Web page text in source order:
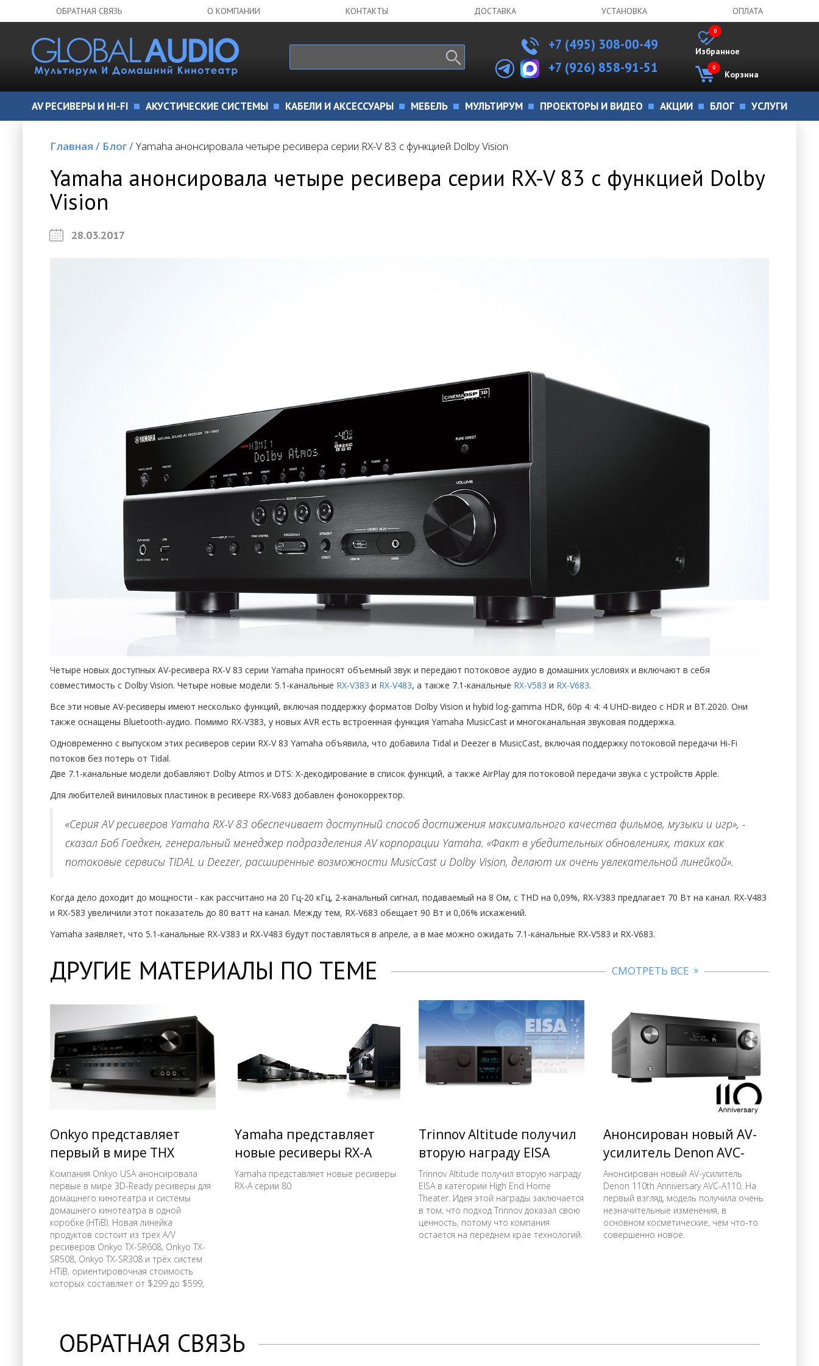
ОБРАТНАЯ СВЯЗЬ О КОМПАНИИ КОНТАКТЫ ДОСТАВКА УСТАНОВКА ОПЛАТА
+7 (495) 308-00-49
+7 (926) 858-91-51
Избранное
0
Корзина
0
AV РЕСИВЕРЫ И HI-FI АКУСТИЧЕСКИЕ СИСТЕМЫ КАБЕЛИ И АКСЕССУАРЫ МЕБЕЛЬ МУЛЬТИРУМ ПРОЕКТОРЫ И ВИДЕО АКЦИИ БЛОГ УСЛУГИ
Главная / Блог/Yamaha анонсировала четыре ресивера серии RX-V 83 с функцией Dolby Vision
Yamaha анонсировала четыре ресивера серии RX-V 83 с функцией Dolby
Vision
28.03.2017
Четыре новых доступных AV-ресивера RX-V 83 серии Yamaha приносят объемный звук и передают потоковое аудио в домашних условиях и включают в себя
совместимость с Dolby Vision. Четыре новые модели: 5.1-канальные RX-V383 и RX-V483, а также 7.1-канальные RX-V583 и RX-V683.
Все эти новые AV-ресиверы имеют несколько функций, включая поддержку форматов Dolby Vision и hybid log-gamma HDR, 60p 4: 4: 4 UHD-видео с HDR и BT.2020. Они
также оснащены Bluetooth-аудио. Помимо RX-V383, у новых AVR есть встроенная функция Yamaha MusicCast и многоканальная звуковая поддержка.
Одновременно с выпуском этих ресиверов серии RX-V 83 Yamaha объявила, что добавила Tidal и Deezer в MusicCast, включая поддержку потоковой передачи Hi-Fi
потоков без потерь от Tidal.
Две 7.1-канальные модели добавляют Dolby Atmos и DTS: X-декодирование в список функций, а также AirPlay для потоковой передачи звука с устройств Apple.
Для любителей виниловых пластинок в ресивере RX-V683 добавлен фонокорректор.
«Серия AV ресиверов Yamaha RX-V 83 обеспечивает доступный способ достижения максимального качества фильмов, музыки и игр», -
сказал Боб Гоедкен, генеральный менеджер подразделения AV корпорации Yamaha. «Факт в убедительных обновлениях, таких как
потоковые сервисы TIDAL и Deezer, расширенные возможности MusicCast и Dolby Vision, делают их очень увлекательной линейкой».
Когда дело доходит до мощности - как рассчитано на 20 Гц-20 кГц, 2-канальный сигнал, подаваемый на 8 Ом, с THD на 0,09%, RX-V383 предлагает 70 Вт на канал. RX-V483
и RX-583 увеличили этот показатель до 80 ватт на канал. Между тем, RX-V683 обещает 90 Вт и 0,06% искажений.
Yamaha заявляет, что 5.1-канальные RX-V383 и RX-V483 будут поставляться в апреле, а в мае можно ожидать 7.1-канальные RX-V583 и RX-V683.
ДРУГИЕ МАТЕРИАЛЫ ПО ТЕМЕ СМОТРЕТЬ ВСЕ
Onkyo представляет
первый в мире THX
сертифицированный 3D-
Ready AV-ресивер
Компания Onkyo USA анонсировала
первые в мире 3D-Ready ресиверы для
домашнего кинотеатра и системы
домашнего кинотеатра в одной
коробке (HTiB). Новая линейка
продуктов состоит из трех A/V
ресиверов Onkyo TX-SR608, Onkyo TX-
SR508, Onkyo TX-SR308 и трёх систем
HTiB, ориентировочная стоимость
которых составляет от $299 до $599,
поддержкой 3D видео, а так же
системой Audio Return Channel.
Yamaha представляет
новые ресиверы RX-A
серии 80
Yamaha представляет новые ресиверы
RX-A серии 80
Trinnov Altitude получил
вторую награду EISA
Trinnov Altitude получил вторую награду
EISA в категории High End Home
Theater. Идея этой награды заключается
в том, что подход Trinnov доказал свою
ценность, потому что компания
остается на переднем крае технологий.
Анонсирован новый AV-
усилитель Denon AVC-
A110
Анонсирован новый AV-усилитель
Denon 110th Anniversary AVC-A110. На
первый взгляд, модель получила очень
незначительные изменения, в
основном косметические, чем что-то
совершенно новое.
ОБРАТНАЯ СВЯЗЬ